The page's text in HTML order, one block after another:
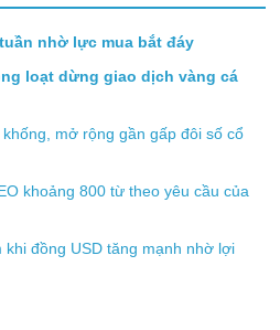
nhờ lực mua bắt đáy
loạt dừng giao dịch vàng cá
mở rộng gần gấp đôi số cổ
khoảng 800 từ theo yêu cầu của
đồng USD tăng mạnh nhờ lợi